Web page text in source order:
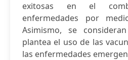
exitosas en el
enfermedades por
Asimismo, se
plantea el uso de las
las enfermedades